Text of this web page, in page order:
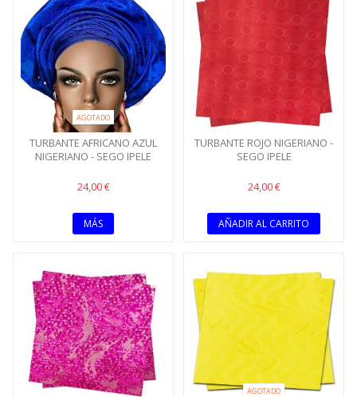
AGOTADO
TURBANTE AFRICANO AZUL
NIGERIANO - SEGO IPELE
24,00 €
MÁS
TURBANTE ROJO NIGERIANO -
SEGO IPELE
24,00 €
AÑADIR AL CARRITO
AGOTADO